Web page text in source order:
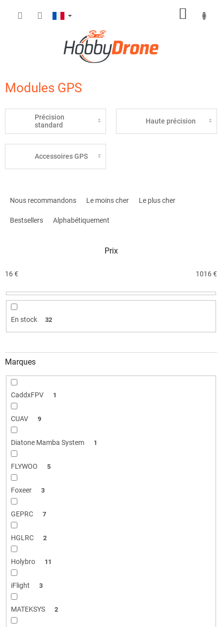
Modules GPS
Précision
standard
Haute précision
Accessoires GPS
o
u
s
Nous recommandons Le moins cher Le plus cher
Bestsellers Alphabétiquement
Prix
16€ 1016€
En stock 32
Marques
CaddxFPV 1
CUAV 9
Diatone Mamba System 1
FLYWOO 5
Foxeer 3
GEPRC 7
HGLRC 2
Holybro 11
iFlight 3
MATEKSYS 2